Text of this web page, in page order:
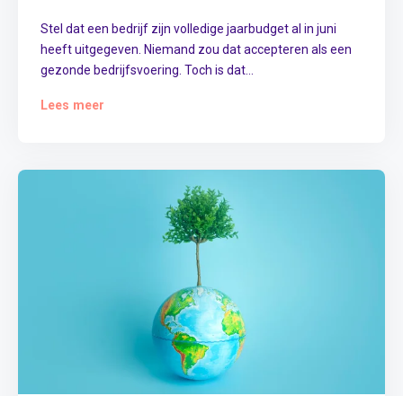
Stel dat een bedrijf zijn volledige jaarbudget al in juni
heeft uitgegeven. Niemand zou dat accepteren als een
gezonde bedrijfsvoering. Toch is dat...
Lees meer